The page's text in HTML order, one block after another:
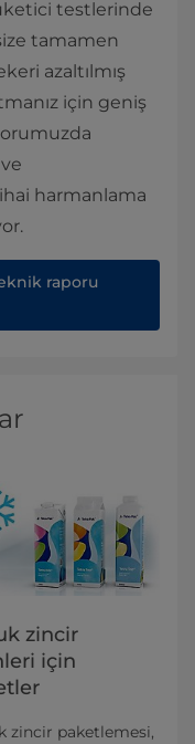
testlerinde
tamamen
azaltılmış
için geniş
harmanlama
raporu
zincir
için
zincir paketlemesi,